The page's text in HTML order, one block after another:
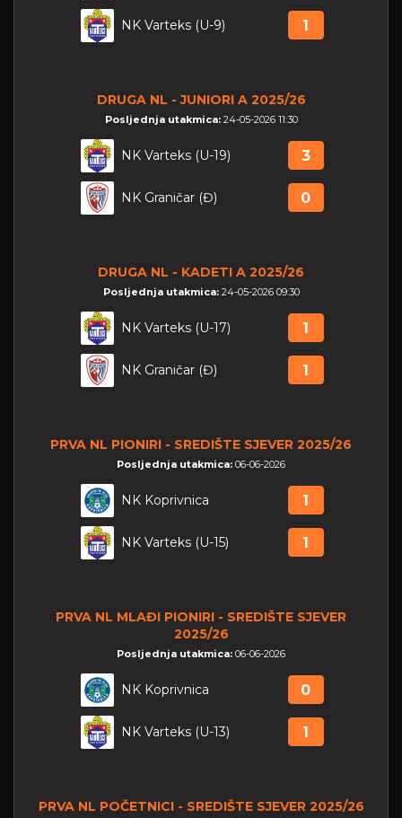
NK Varteks (U-9) 1
DRUGA NL - JUNIORI A 2025/26
Posljednja utakmica: 24-05-2026 11:30
NK Varteks (U-19) 3
NK Graničar (Đ) 0
DRUGA NL - KADETI A 2025/26
Posljednja utakmica: 24-05-2026 09:30
NK Varteks (U-17) 1
NK Graničar (Đ) 1
PRVA NL PIONIRI - SREDIŠTE SJEVER 2025/26
Posljednja utakmica: 06-06-2026
NK Koprivnica 1
NK Varteks (U-15) 1
PRVA NL MLAĐI PIONIRI - SREDIŠTE SJEVER
2025/26
Posljednja utakmica: 06-06-2026
NK Koprivnica 0
NK Varteks (U-13) 1
PRVA NL POČETNICI - SREDIŠTE SJEVER 2025/26